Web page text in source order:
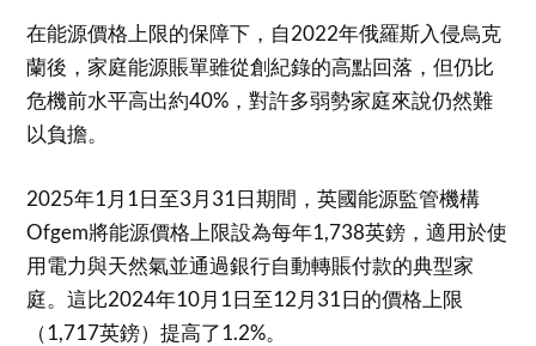
在能源價格上限的保障下，自2022年俄羅斯入侵烏克
蘭後，家庭能源賬單雖從創紀錄的高點回落，但仍比
危機前水平高出約40%，對許多弱勢家庭來說仍然難
以負擔。
2025年1月1日至3月31日期間，英國能源監管機構
Ofgem將能源價格上限設為每年1,738英鎊，適用於使
用電力與天然氣並通過銀行自動轉賬付款的典型家
庭。這比2024年10月1日至12月31日的價格上限
（1,717英鎊）提高了1.2%。